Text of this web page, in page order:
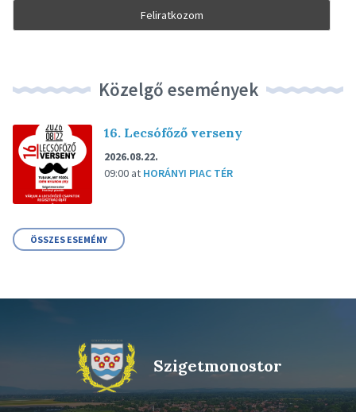
Közelgő események
16. Lecsófőző verseny
2026.08.22.
09:00 at HORÁNYI PIAC TÉR
ÖSSZES ESEMÉNY
Szigetmonostor